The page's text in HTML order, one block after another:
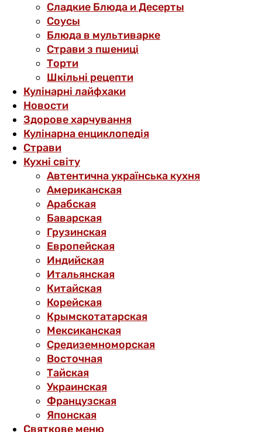
Сладкие Блюда и Десерты
Соусы
Блюда в мультиварке
Страви з пшениці
Торти
Шкільні рецепти
Кулінарні лайфхаки
Новости
Здорове харчування
Кулінарна енциклопедія
Страви
Кухні світу
Автентична українська кухня
Американская
Арабская
Баварская
Грузинская
Европейская
Индийская
Итальянская
Китайская
Корейская
Крымскотатарская
Мексиканская
Средиземноморская
Восточная
Тайская
Украинская
Французская
Японская
Святкове меню